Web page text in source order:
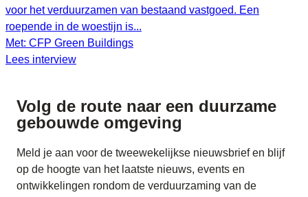
voor het verduurzamen van bestaand vastgoed. Een
roepende in de woestijn is...
Met: CFP Green Buildings
Lees interview
Volg de route naar een duurzame
gebouwde omgeving
Meld je aan voor de tweewekelijkse nieuwsbrief en blijf
op de hoogte van het laatste nieuws, events en
ontwikkelingen rondom de verduurzaming van de